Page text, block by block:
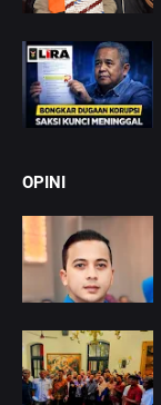
OPINI